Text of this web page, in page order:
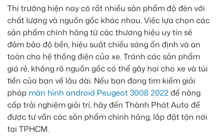
Thị trường hiện nay có rất nhiều sản phẩm độ đèn với
chất lượng và nguồn gốc khác nhau. Việc lựa chọn các
sản phẩm chính hãng từ các thương hiệu uy tín sẽ
đảm bảo độ bền, hiệu suất chiếu sáng ổn định và an
toàn cho hệ thống điện của xe. Tránh các sản phẩm
giá rẻ, không rõ nguồn gốc có thể gây hại cho xe và túi
tiền của bạn về lâu dài. Nếu bạn đang tìm kiếm giải
pháp màn hình android Peugeot 3008 2022để nâng
cấp trải nghiệm giải trí, hãy đến Thành Phát Auto để
được tư vấn các sản phẩm chính hãng, lắp đặt tận nơi
tại TPHCM.